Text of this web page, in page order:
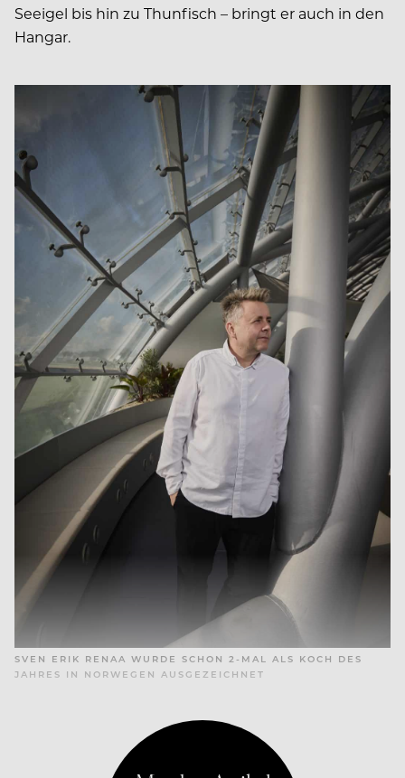
Seeigel bis hin zu Thunfisch – bringt er auch in den
Hangar.
SVEN ERIK RENAA WURDE SCHON 2-MAL ALS KOCH DES
JAHRES IN NORWEGEN AUSGEZEICHNET